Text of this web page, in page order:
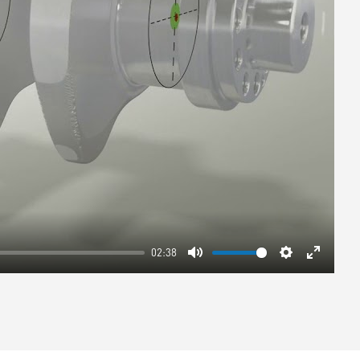
02:38
Mute Settings
Enter